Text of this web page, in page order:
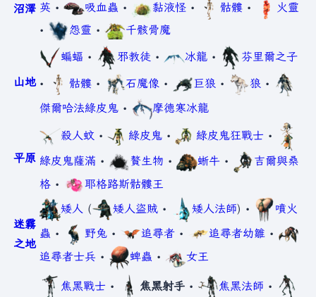
沼澤 英 • 吸血蟲 • 黏液怪 • 骷髏 •
火靈
•
怨靈 • 千骸骨魔
山地
蝙蝠 • 邪教徒 • 冰龍 • 芬里爾之子
• 骷髏 • 石魔像 • 巨狼 • 狼 •
傑爾哈法綠皮鬼 • 摩德寒冰龍
平原
殺人蚊 • 綠皮鬼 • 綠皮鬼狂戰士 •
綠皮鬼薩滿 • 贅生物 • 蜥牛 •
吉爾與桑
格 • 耶格路斯骷髏王
迷霧
之地
矮人 ( 矮人盜賊 • 矮人法師) •
噴火
蟲 • 野兔 • 追尋者 • 追尋者幼雛 •
追尋者士兵 • 蜱蟲 • 女王
焦黑戰士 • 焦黑射手 • 焦黑法師 •